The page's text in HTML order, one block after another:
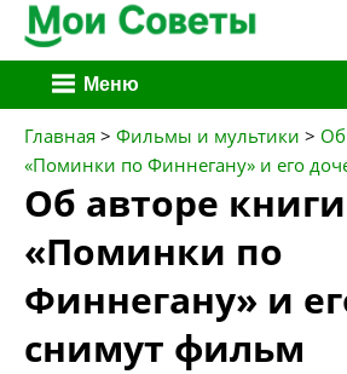
Перейти
к
содержимому
Меню
Главная > Фильмы и мультики > Об
«Поминки по Финнегану» и его
Об авторе книги
«Поминки по
Финнегану» и
снимут фильм